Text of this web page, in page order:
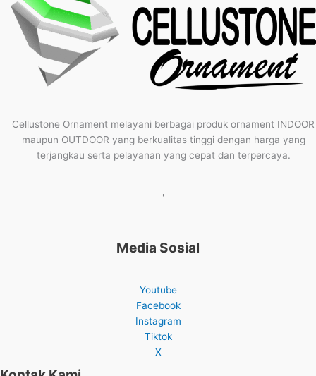
Cellustone Ornament melayani berbagai produk ornament INDOOR
maupun OUTDOOR yang berkualitas tinggi dengan harga yang
terjangkau serta pelayanan yang cepat dan terpercaya.
'
Media Sosial
Youtube
Facebook
Instagram
Tiktok
X